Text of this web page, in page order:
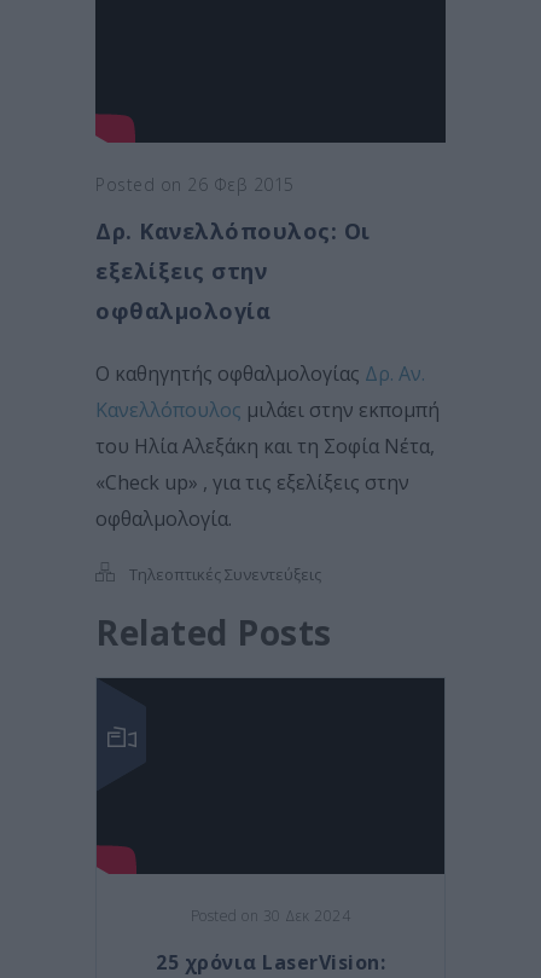
Posted on 26 Φεβ 2015
Δρ. Κανελλόπουλος: Οι
εξελίξεις στην
οφθαλμολογία
Ο καθηγητής οφθαλμολογίας Δρ. Αν.
Κανελλόπουλος μιλάει στην εκπομπή
του Ηλία Αλεξάκη και τη Σοφία Νέτα,
«Check up» , για τις εξελίξεις στην
οφθαλμολογία.
Τηλεοπτικές Συνεντεύξεις
Related Posts
Posted on 30 Δεκ 2024
25 χρόνια LaserVision: